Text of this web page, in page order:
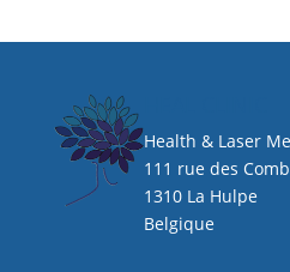
Health & Laser
111 rue des
1310 La Hulpe
Belgique